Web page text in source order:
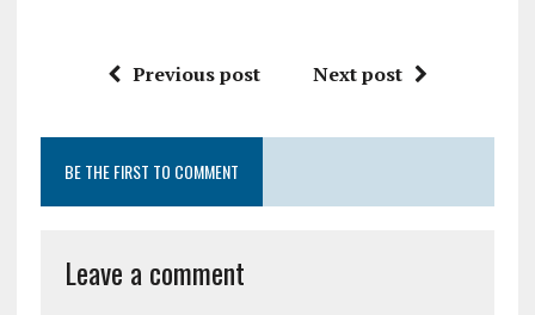
Previous post Next post
BE THE FIRST TO COMMENT
Leave a comment